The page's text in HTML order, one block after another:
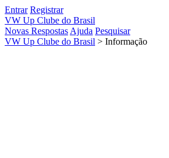
Entrar Registrar
VW Up Clube do Brasil
Novas Respostas Ajuda Pesquisar
VW Up Clube do Brasil > Informação